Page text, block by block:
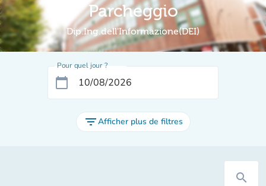
Parcheggio
Dip.Ing.dell'Informazione(DEI)
Pour quel jour ?
calendar_today
filter_listAfficher plus de filtres
search